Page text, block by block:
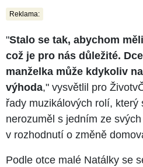
Reklama:
"Stalo se tak, abychom
což je pro nás důležité.
manželka může kdykoliv
výhoda," vysvětlil pro
řady muzikálových rolí, který
nerozuměl s jedním ze
v rozhodnutí o změně
Podle otce malé Natálky se